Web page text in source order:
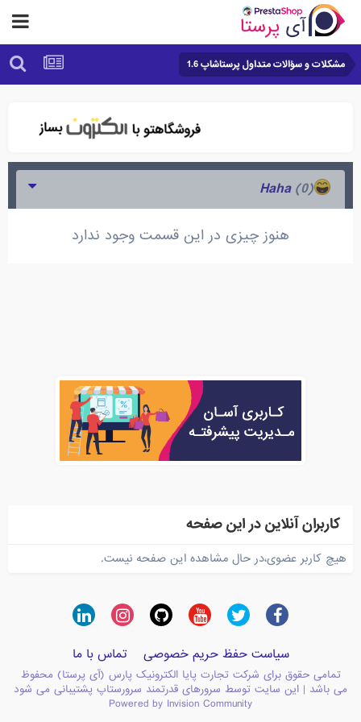
مشکلات و سؤالات متداول پرستاشاپ 1.6
Haha
(0)
هنوز چیزی در این قسمت وجود ندارد
کاربران آنلاین در این صفحه
هیچ کاربر عضوی،در حال مشاهده این صفحه نیست.
سیاست حفظ حریم خصوصی تماس با ما
تمامی حقوق برای شرکت تجارت پایا الکترونیک پارس (آی پرستا) محفوظ
می باشد | این سایت توسط سرورهای قدرتمند سرورستاپ پشتیبانی می شود
Powered by Invision Community